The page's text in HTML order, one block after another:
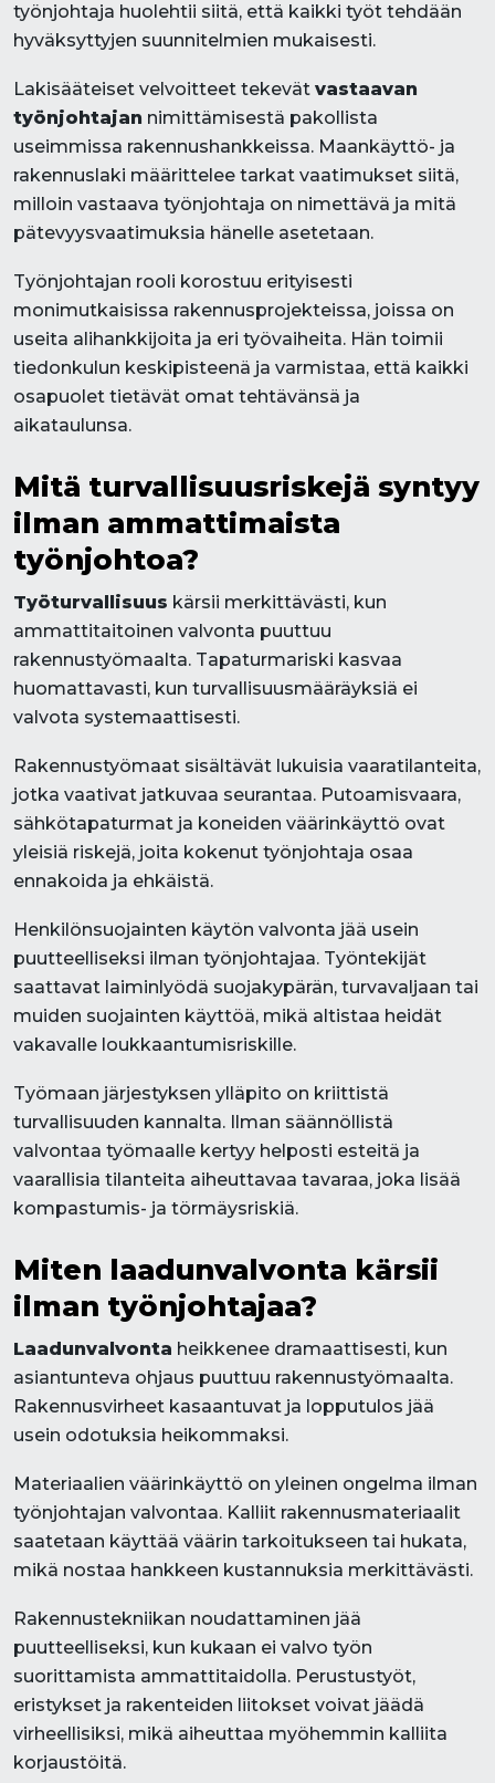
työnjohtaja huolehtii siitä, että kaikki työt tehdään
hyväksyttyjen suunnitelmien mukaisesti.
Lakisääteiset velvoitteet tekevät vastaavan
työnjohtajan nimittämisestä pakollista
useimmissa rakennushankkeissa. Maankäyttö- ja
rakennuslaki määrittelee tarkat vaatimukset siitä,
milloin vastaava työnjohtaja on nimettävä ja mitä
pätevyysvaatimuksia hänelle asetetaan.
Työnjohtajan rooli korostuu erityisesti
monimutkaisissa rakennusprojekteissa, joissa on
useita alihankkijoita ja eri työvaiheita. Hän toimii
tiedonkulun keskipisteenä ja varmistaa, että kaikki
osapuolet tietävät omat tehtävänsä ja
aikataulunsa.
Mitä turvallisuusriskejä syntyy
ilman ammattimaista
työnjohtoa?
Työturvallisuus kärsii merkittävästi, kun
ammattitaitoinen valvonta puuttuu
rakennustyömaalta. Tapaturmariski kasvaa
huomattavasti, kun turvallisuusmääräyksiä ei
valvota systemaattisesti.
Rakennustyömaat sisältävät lukuisia vaaratilanteita,
jotka vaativat jatkuvaa seurantaa. Putoamisvaara,
sähkötapaturmat ja koneiden väärinkäyttö ovat
yleisiä riskejä, joita kokenut työnjohtaja osaa
ennakoida ja ehkäistä.
Henkilönsuojainten käytön valvonta jää usein
puutteelliseksi ilman työnjohtajaa. Työntekijät
saattavat laiminlyödä suojakypärän, turvavaljaan tai
muiden suojainten käyttöä, mikä altistaa heidät
vakavalle loukkaantumisriskille.
Työmaan järjestyksen ylläpito on kriittistä
turvallisuuden kannalta. Ilman säännöllistä
valvontaa työmaalle kertyy helposti esteitä ja
vaarallisia tilanteita aiheuttavaa tavaraa, joka lisää
kompastumis- ja törmäysriskiä.
Miten laadunvalvonta kärsii
ilman työnjohtajaa?
Laadunvalvonta heikkenee dramaattisesti, kun
asiantunteva ohjaus puuttuu rakennustyömaalta.
Rakennusvirheet kasaantuvat ja lopputulos jää
usein odotuksia heikommaksi.
Materiaalien väärinkäyttö on yleinen ongelma ilman
työnjohtajan valvontaa. Kalliit rakennusmateriaalit
saatetaan käyttää väärin tarkoitukseen tai hukata,
mikä nostaa hankkeen kustannuksia merkittävästi.
Rakennustekniikan noudattaminen jää
puutteelliseksi, kun kukaan ei valvo työn
suorittamista ammattitaidolla. Perustustyöt,
eristykset ja rakenteiden liitokset voivat jäädä
virheellisiksi, mikä aiheuttaa myöhemmin kalliita
korjaustöitä.